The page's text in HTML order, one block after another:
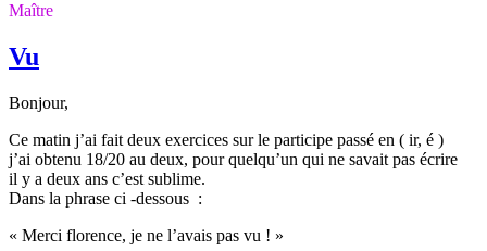
Maître
Vu
Bonjour,
Ce matin j’ai fait deux exercices sur le participe passé en ( ir, é )
j’ai obtenu 18/20 au deux, pour quelqu’un qui ne savait pas écrire
il y a deux ans c’est sublime.
Dans la phrase ci -dessous :
« Merci florence, je ne l’avais pas vu ! »